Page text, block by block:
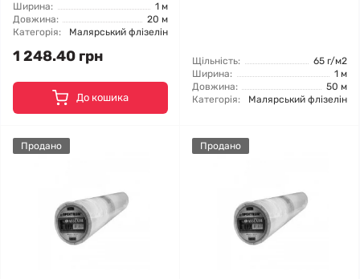
Ширина:
1 м
Довжина:
20 м
Категорія:
Малярський флізелін
1 248.40 грн
До кошика
Щільність:
65 г/м2
Ширина:
1 м
Довжина:
50 м
Категорія:
Малярський флізелін
Продано Продано